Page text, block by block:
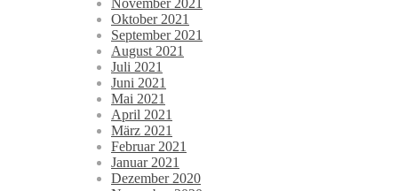
November 2021
Oktober 2021
September 2021
August 2021
Juli 2021
Juni 2021
Mai 2021
April 2021
März 2021
Februar 2021
Januar 2021
Dezember 2020